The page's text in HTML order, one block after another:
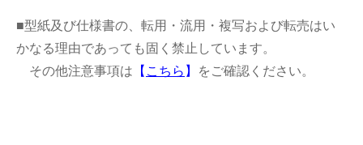
■型紙及び仕様書の、転用・流用・複写および転売はい
かなる理由であっても固く禁止しています。
その他注意事項は 【 こちら 】 をご確認ください。